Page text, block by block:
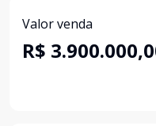
Valor venda
R$